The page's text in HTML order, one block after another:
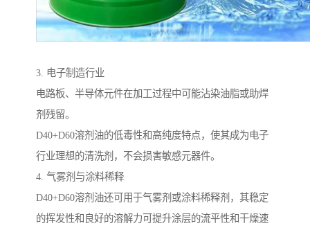
3. 电子制造行业
电路板、半导体元件在加工过程中可能沾染油脂或助焊
剂残留。
D40+D60溶剂油的低毒性和高纯度特点，使其成为电子
行业理想的清洗剂，不会损害敏感元器件。
4. 气雾剂与涂料稀释
D40+D60溶剂油还可用于气雾剂或涂料稀释剂，其稳定
的挥发性和良好的溶解力可提升涂层的流平性和干燥速